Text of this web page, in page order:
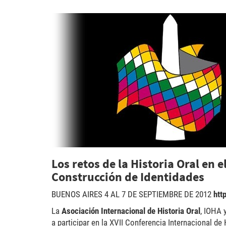
conferencia-2012.jpg
Los retos de la Historia Oral en
Construcción de Identidades
BUENOS AIRES 4 AL 7 DE SEPTIEMBRE DE 2012
La Asociación Internacional de Historia Oral , IOHA
a participar en la XVII Conferencia Internacional de